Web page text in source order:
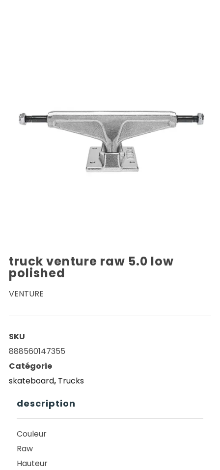
truck venture raw 5.0 low
polished
VENTURE
SKU
888560147355
Catégorie
skateboard, Trucks
description
Couleur
Raw
Hauteur